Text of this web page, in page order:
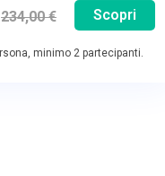
234,00€ Scopri